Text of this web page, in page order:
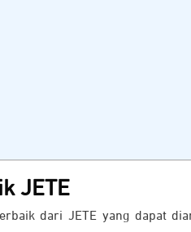
JETE
dari JETE yang dapat